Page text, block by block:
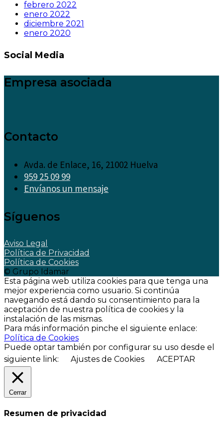
febrero 2022
enero 2022
diciembre 2021
enero 2020
Social Media
Empresa asociada
Contacto
Avda. de Enlace, 16, 21002 Huelva
959 25 09 99
Envíanos un mensaje
Síguenos
Aviso Legal
Política de Privacidad
Política de Cookies
© Grupo Idamar
Esta página web utiliza cookies para que tenga una
mejor experiencia como usuario. Si continúa
navegando está dando su consentimiento para la
aceptación de nuestra política de cookies y la
instalación de las mismas.
Para más información pinche el siguiente enlace:
Política de Cookies
Puede optar también por configurar su uso desde el
siguiente link:
Ajustes de Cookies ACEPTAR
Cerrar
Resumen de privacidad